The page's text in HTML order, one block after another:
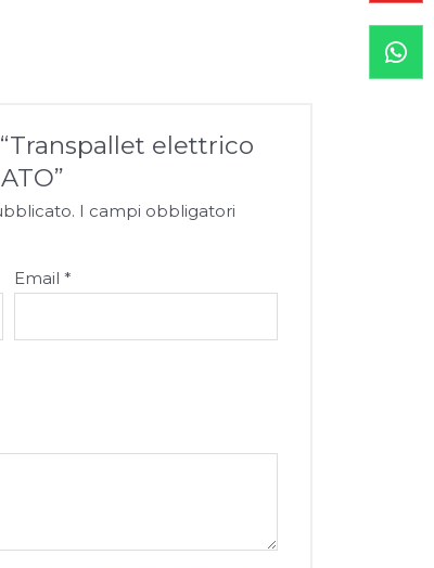
elettrico
I campi obbligatori
Email *